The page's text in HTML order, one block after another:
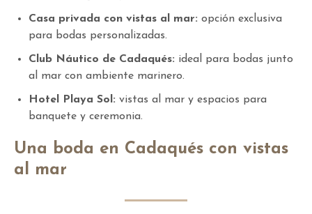
Casa privada con vistas al mar: opción exclusiva
para bodas personalizadas.
Club Náutico de Cadaqués: ideal para bodas junto
al mar con ambiente marinero.
Hotel Playa Sol: vistas al mar y espacios para
banquete y ceremonia.
Una boda en Cadaqués con vistas
al mar